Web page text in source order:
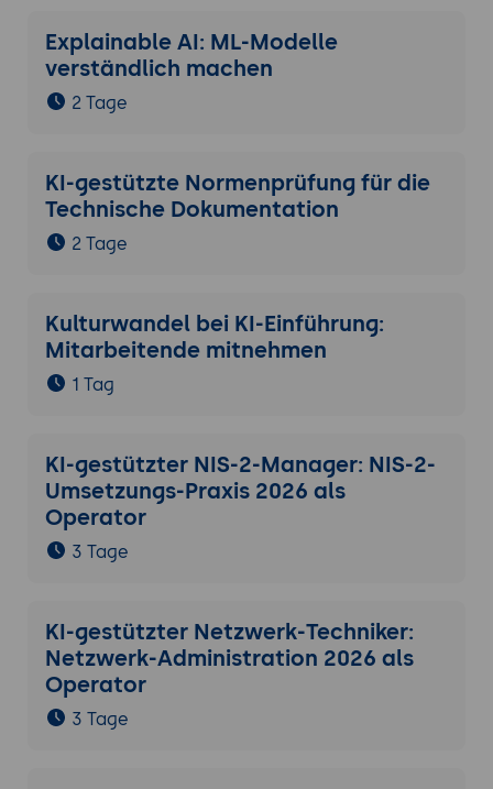
Explainable AI: ML-Modelle
verständlich machen
2 Tage
KI-gestützte Normenprüfung für die
Technische Dokumentation
2 Tage
Kulturwandel bei KI-Einführung:
Mitarbeitende mitnehmen
1 Tag
KI-gestützter NIS-2-Manager: NIS-2-
Umsetzungs-Praxis 2026 als
Operator
3 Tage
KI-gestützter Netzwerk-Techniker:
Netzwerk-Administration 2026 als
Operator
3 Tage